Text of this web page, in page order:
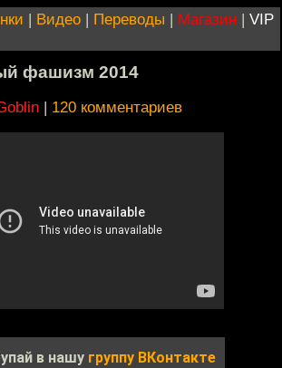
| Видео | Переводы | Магазин | VIP
фашизм 2014
| 120 комментариев
в нашу группу ВКонтакте